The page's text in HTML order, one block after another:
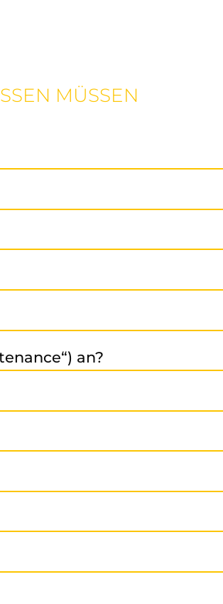
MÜSSEN
beraten gerne!
an?
auch eine vorbeugende
schnelle und effiziente
Automobil- und
und Anlagenbau.